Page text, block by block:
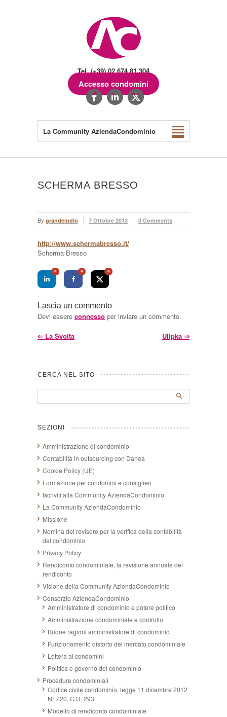
Tel. (+39) 02.674.81.304
Accesso condomini
La Community AziendaCondominio
SCHERMA BRESSO
By grandeindio 7 Ottobre 2013 0 Comments
http://www.schermabresso.it/
Scherma Bresso
0 0 0
Lascia un commento
Devi essere connesso per inviare un commento.
⇐ La Svolta Ulipka ⇒
CERCA NEL SITO
SEZIONI
Amministrazione di condominio
Contabilità in outsourcing con Danea
Cookie Policy (UE)
Formazione per condomini e consiglieri
Iscriviti alla Community AziendaCondominio
La Community AziendaCondominio
Missione
Nomina del revisore per la verifica della contabilità
del condominio
Privacy Policy
Rendiconto condominiale, la revisione annuale del
rendiconto
Visione della Community AziendaCondominio
Consorzio AziendaCondominio
Amministratore di condominio e potere politico
Amministrazione condominiale e controllo
Buone ragioni amministratore di condominio
Funzionamento distorto del mercato condominiale
Lettera ai condomini
Politica e governo del condominio
Procedure condominiali
Codice civile condominio, legge 11 dicembre 2012
N° 220, G.U. 293
Modello di rendiconto condominiale